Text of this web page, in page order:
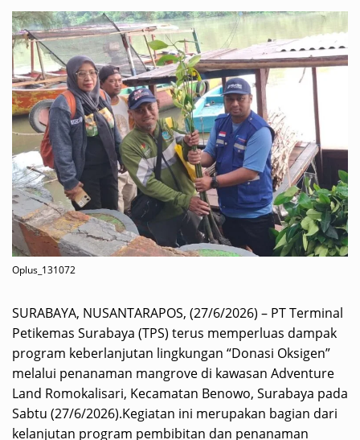
Oplus_131072
SURABAYA, NUSANTARAPOS, (27/6/2026) – PT Terminal
Petikemas Surabaya (TPS) terus memperluas dampak
program keberlanjutan lingkungan “Donasi Oksigen”
melalui penanaman mangrove di kawasan Adventure
Land Romokalisari, Kecamatan Benowo, Surabaya pada
Sabtu (27/6/2026).Kegiatan ini merupakan bagian dari
kelanjutan program pembibitan dan penanaman